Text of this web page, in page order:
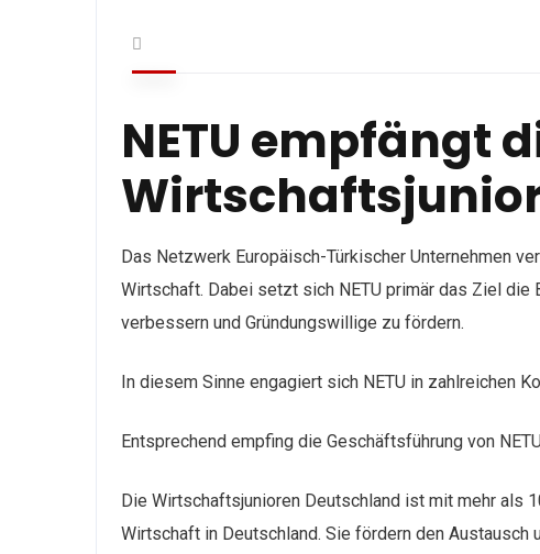
NETU empfängt
Das Netzwerk Europäisch-Türkischer Unternehmen
Wirtschaft. Dabei setzt sich NETU primär das Ziel
verbessern und Gründungswillige zu fördern.
In diesem Sinne engagiert sich NETU in zahlreichen
Entsprechend empfing die Geschäftsführung von
Die Wirtschaftsjunioren Deutschland ist mit mehr als
Wirtschaft in Deutschland. Sie fördern den Austausch